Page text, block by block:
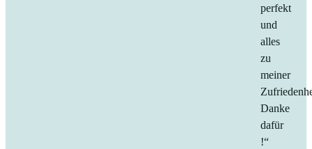
perfekt
und
alles
zu
meiner
Danke
dafür
!“